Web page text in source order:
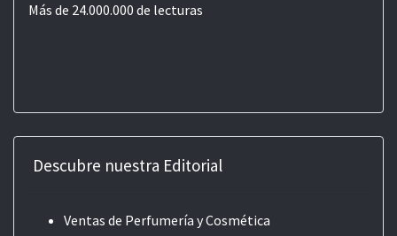
Más de 24.000.000 de lecturas
Descubre nuestra Editorial
Ventas de Perfumería y Cosmética